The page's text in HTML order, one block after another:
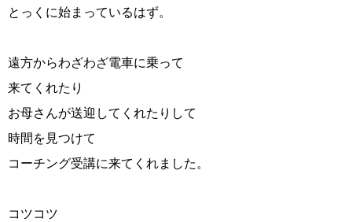
とっくに始まっているはず。
遠方からわざわざ電車に乗って
来てくれたり
お母さんが送迎してくれたりして
時間を見つけて
コーチング受講に来てくれました。
コツコツ